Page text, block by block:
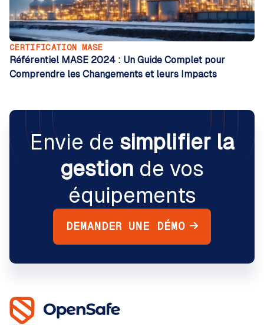
CERTIFICATION MASE
Référentiel MASE 2024 : Un Guide Complet pour
Comprendre les Changements et leurs Impacts
Envie de simplifier la
gestion de vos
équipements
DEMANDER UNE DÉMO